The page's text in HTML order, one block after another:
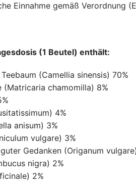
Einnahme gemäß Verordnung
(1 Beutel) enthält:
(Camellia sinensis) 70%
(Matricaria chamomilla) 8%
4%
anisum) 3%
vulgare) 3%
Gedanken (Origanum
nigra) 2%
2%